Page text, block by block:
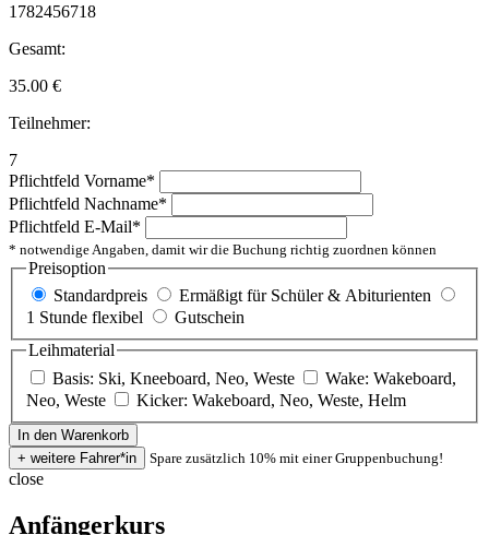
1782456718
Gesamt:
35.00 €
Teilnehmer:
7
Pflichtfeld Vorname*
Pflichtfeld Nachname*
Pflichtfeld E-Mail*
* notwendige Angaben, damit wir die Buchung richtig zuordnen können
Preisoption
Standardpreis
Ermäßigt für Schüler & Abiturienten
1 Stunde flexibel
Gutschein
Leihmaterial
Basis: Ski, Kneeboard, Neo, Weste
Wake: Wakeboard,
Neo, Weste
Kicker: Wakeboard, Neo, Weste, Helm
Spare zusätzlich 10% mit einer Gruppenbuchung!
close
Anfängerkurs